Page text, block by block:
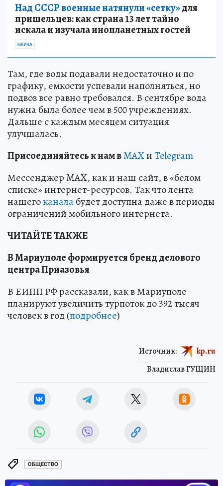
Над СССР военные натянули «сетку»для
пришельцев: как страна 13 лет тайно
искала и изучала инопланетных гостей
НАУКА
Там, где воды подавали недостаточно и по
графику, емкости успевали наполняться, но
подвоз все равно требовался. В сентябре вода
нужна была более чем в 500 учреждениях.
Дальше с каждым месяцем ситуация
улучшалась.
Присоединяйтесь к нам вMAXиTelegram
Мессенджер MAX, как и наш сайт, в «белом
списке» интернет-ресурсов. Так что лента
нашегоканалабудет доступна даже в периоды
ограничений мобильного интернета.
ЧИТАЙТЕ ТАКЖЕ
В Мариуполе формируется бренд делового
центра Приазовья
В ЕИПП РФ рассказали, как в Мариуполе
планируют увеличить турпоток до 392 тысяч
человек в год (подробнее)
Владислав ГУЩИН
Источник: kp.ru
ОБЩЕСТВО